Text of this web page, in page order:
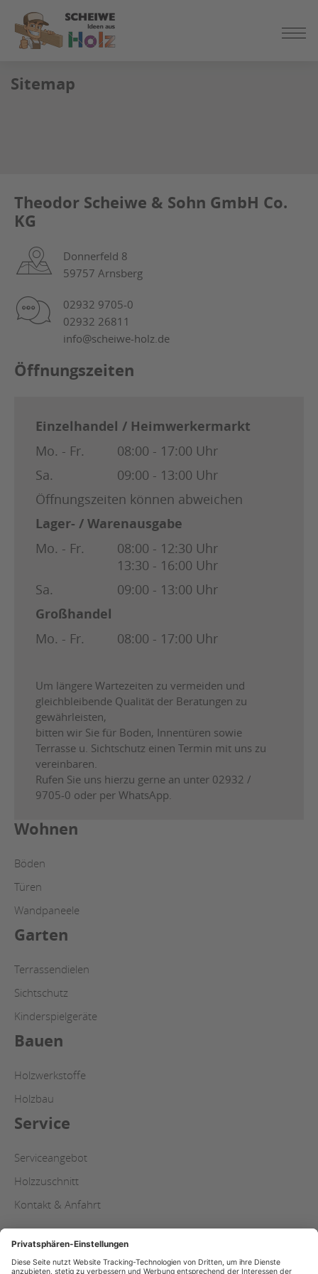
ZUM
SEITENINHALT
SPRINGEN
Sitemap
Theodor Scheiwe & Sohn GmbH Co.
KG
Donnerfeld 8
59757 Arnsberg
02932 9705-0
02932 26811
info@scheiwe-holz.de
Öffnungszeiten
Einzelhandel / Heimwerkermarkt
Mo. - Fr.
08:00 - 17:00 Uhr
Sa.
09:00 - 13:00 Uhr
Öffnungszeiten können abweichen
Lager- / Warenausgabe
Mo. - Fr.
08:00 - 12:30 Uhr
13:30 - 16:00 Uhr
Sa.
09:00 - 13:00 Uhr
Großhandel
Mo. - Fr. 08:00 - 17:00 Uhr
Um längere Wartezeiten zu vermeiden und
gleichbleibende Qualität der Beratungen zu
gewährleisten,
bitten wir Sie für Boden, Innentüren sowie
Terrasse u. Sichtschutz einen Termin mit uns zu
vereinbaren.
Rufen Sie uns hierzu gerne an unter 02932 /
9705-0 oder per WhatsApp.
Wohnen
Böden
Türen
Wandpaneele
Garten
Terrassendielen
Sichtschutz
Kinderspielgeräte
Bauen
Holzwerkstoffe
Holzbau
Service
Serviceangebot
Holzzuschnitt
Kontakt & Anfahrt